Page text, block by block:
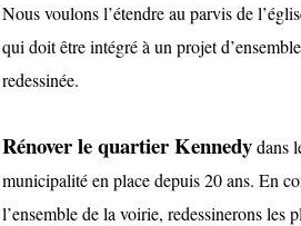
Nous voulons l’étendre au parvis de
qui doit être intégré à un projet
redessinée.
Rénover le quartier Kennedydans
municipalité en place depuis 20 ans. En
l’ensemble de la voirie, redessinerons les